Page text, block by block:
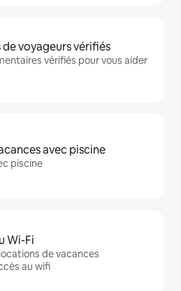
voyageurs vérifiés
vérifiés pour vous aider
avec piscine
piscine
Wi-Fi
de vacances
au wifi